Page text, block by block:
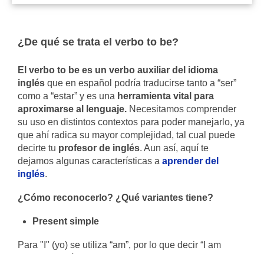
¿De qué se trata el verbo to be?
El verbo to be es un verbo auxiliar del idioma
inglés que en español podría traducirse tanto a “ser”
como a “estar” y es una herramienta vital para
aproximarse al lenguaje. Necesitamos comprender
su uso en distintos contextos para poder manejarlo, ya
que ahí radica su mayor complejidad, tal cual puede
decirte tu profesor de inglés. Aun así, aquí te
dejamos algunas características a aprender del
inglés.
¿Cómo reconocerlo? ¿Qué variantes tiene?
Present simple
Para "I" (yo) se utiliza “am”, por lo que decir “I am